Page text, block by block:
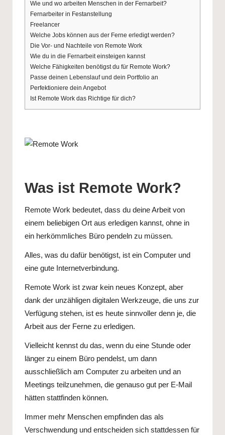
Wie und wo arbeiten Menschen in der Fernarbeit?
Fernarbeiter in Festanstellung
Freelancer
Welche Jobs können aus der Ferne erledigt werden?
Die Vor- und Nachteile von Remote Work
Wie du in die Fernarbeit einsteigen kannst
Welche Fähigkeiten benötigst du für Remote Work?
Passe deinen Lebenslauf und dein Portfolio an
Perfektioniere dein Angebot
Ist Remote Work das Richtige für dich?
Was ist Remote Work?
Remote Work bedeutet, dass du deine Arbeit von
einem beliebigen Ort aus erledigen kannst, ohne in
ein herkömmliches Büro pendeln zu müssen.
Alles, was du dafür benötigst, ist ein Computer und
eine gute Internetverbindung.
Remote Work ist zwar kein neues Konzept, aber
dank der unzähligen digitalen Werkzeuge, die uns zur
Verfügung stehen, ist es heute sinnvoller denn je, die
Arbeit aus der Ferne zu erledigen.
Vielleicht kennst du das, wenn du eine Stunde oder
länger zu einem Büro pendelst, um dann
ausschließlich am Computer zu arbeiten und an
Meetings teilzunehmen, die genauso gut per E-Mail
hätten stattfinden können.
Immer mehr Menschen empfinden das als
Verschwendung und entscheiden sich stattdessen für